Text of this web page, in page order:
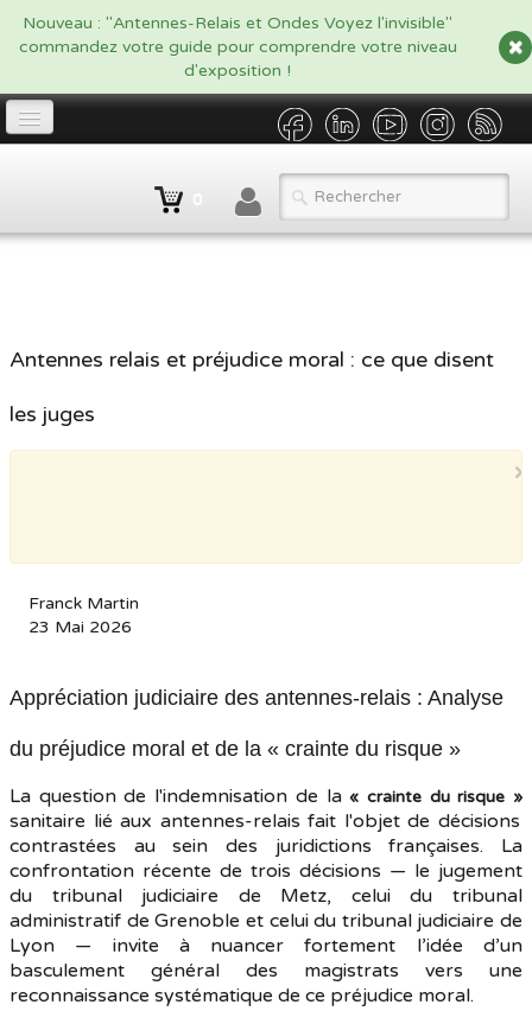
google.com, pub-5479908916438170, DIRECT, f08c47fec0942fa0
Nouveau : "Antennes-Relais et Ondes Voyez l'invisible"
commandez votre guide pour comprendre votre niveau
d'exposition !
Contact
Antennes relais et préjudice moral : ce que disent
les juges
×
Franck Martin
23 Mai 2026
Appréciation judiciaire des antennes-relais : Analyse
du préjudice moral et de la « crainte du risque »
La question de l'indemnisation de la« crainte du risque »
sanitaire lié aux antennes-relais fait l'objet de décisions
contrastées au sein des juridictions françaises. La
confrontation récente de trois décisions — le jugement
du tribunal judiciaire de Metz, celui du tribunal
administratif de Grenoble et celui du tribunal judiciaire de
Lyon — invite à nuancer fortement l’idée d’un
basculement général des magistrats vers une
reconnaissance systématique de ce préjudice moral.